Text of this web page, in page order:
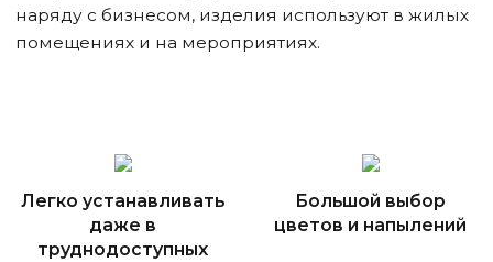
наряду с бизнесом, изделия используют в жилых
помещениях и на мероприятиях.
Легко устанавливать
даже в
труднодоступных
Большой выбор
цветов и напылений